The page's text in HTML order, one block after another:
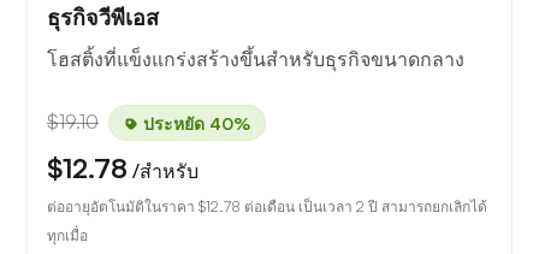
ธุรกิจวีพีเอส
โฮสติ้งที่แข็งแกร่งสร้างขึ้นสำหรับธุรกิจขนาดกลาง
$19.10 ประหยัด 40%
$12.78 /สำหรับ
ต่ออายุอัตโนมัติในราคา $12.78 ต่อเดือน เป็นเวลา 2 ปี สามารถยกเลิกได้
ทุกเมื่อ